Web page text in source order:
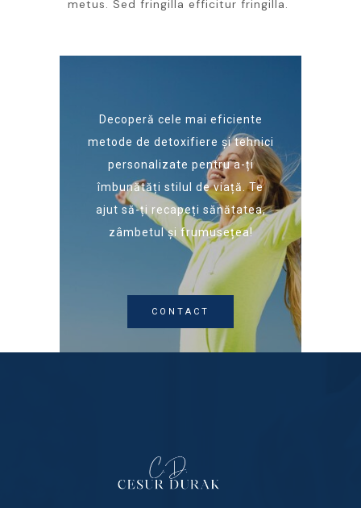
metus. Sed fringilla efficitur fringilla.
Decoperă cele mai eficiente
metode de detoxifiere și tehnici
personalizate pentru a-ți
îmbunătăți stilul de viață. Te
ajut să-ți recapeți sănătatea,
zâmbetul și frumusețea!
CONTACT